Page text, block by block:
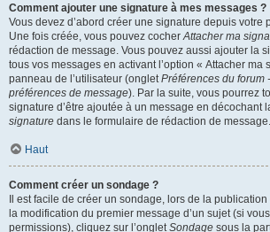
Comment ajouter une signature à mes messages ?
Vous devez d’abord créer une signature depuis votre
Une fois créée, vous pouvez cocher Attacher ma
rédaction de message. Vous pouvez aussi ajouter la
tous vos messages en activant l’option « Attacher ma
panneau de l’utilisateur (onglet Préférences du forum
préférences de message). Par la suite, vous pourrez
signature d’être ajoutée à un message en décochant
signature dans le formulaire de rédaction de message.
Haut
Comment créer un sondage ?
Il est facile de créer un sondage, lors de la publication
la modification du premier message d’un sujet (si
permissions), cliquez sur l’onglet Sondage sous la